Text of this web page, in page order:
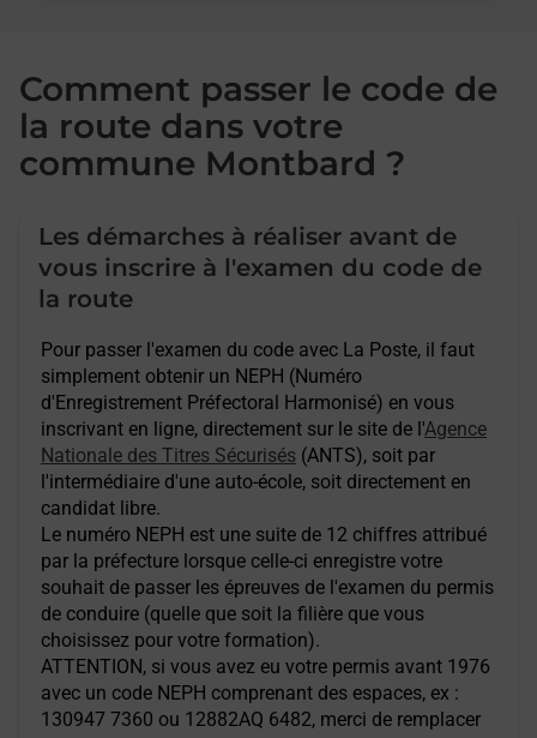
Comment passer le code de
la route dans votre
commune Montbard ?
Les démarches à réaliser avant de
vous inscrire à l'examen du code de
la route
Pour passer l'examen du code avec La Poste, il faut
simplement obtenir un NEPH (Numéro
d'Enregistrement Préfectoral Harmonisé) en vous
inscrivant en ligne, directement sur le site de l'Agence
Nationale des Titres Sécurisés (ANTS), soit par
l'intermédiaire d'une auto-école, soit directement en
candidat libre.
Le numéro NEPH est une suite de 12 chiffres attribué
par la préfecture lorsque celle-ci enregistre votre
souhait de passer les épreuves de l'examen du permis
de conduire (quelle que soit la filière que vous
choisissez pour votre formation).
ATTENTION, si vous avez eu votre permis avant 1976
avec un code NEPH comprenant des espaces, ex :
130947 7360 ou 12882AQ 6482, merci de remplacer